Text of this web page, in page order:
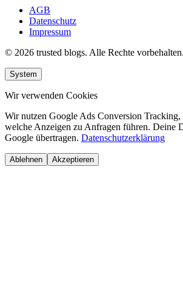
AGB
Datenschutz
Impressum
© 2026 trusted blogs. Alle Rechte vorbehalten.
System
Wir verwenden Cookies
Wir nutzen Google Ads Conversion Tracking,
welche Anzeigen zu Anfragen führen. Deine
Google übertragen. Datenschutzerklärung
Ablehnen Akzeptieren